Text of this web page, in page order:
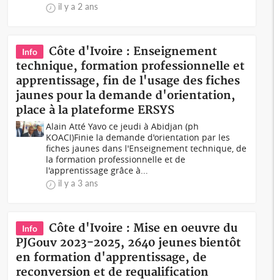
il y a 2 ans
Info
Côte d'Ivoire : Enseignement
technique, formation professionnelle et
apprentissage, fin de l'usage des fiches
jaunes pour la demande d'orientation,
place à la plateforme ERSYS
Alain Atté Yavo ce jeudi à Abidjan (ph
KOACI)Finie la demande d'orientation par les
fiches jaunes dans l'Enseignement technique, de
la formation professionnelle et de
l'apprentissage grâce à...
il y a 3 ans
Info
Côte d'Ivoire : Mise en oeuvre du
PJGouv 2023-2025, 2640 jeunes bientôt
en formation d'apprentissage, de
reconversion et de requalification